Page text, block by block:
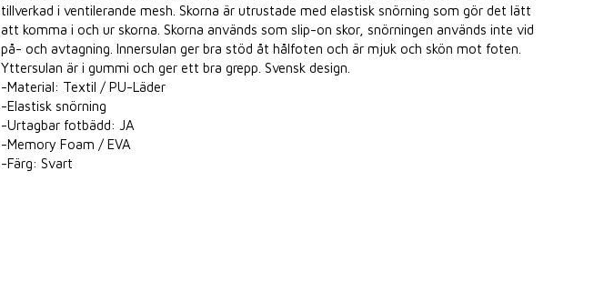
tillverkad i ventilerande mesh. Skorna är utrustade med elastisk snörning som gör det lätt
att komma i och ur skorna. Skorna används som slip-on skor, snörningen används inte vid
på- och avtagning. Innersulan ger bra stöd åt hålfoten och är mjuk och skön mot foten.
Yttersulan är i gummi och ger ett bra grepp. Svensk design.
-Material: Textil / PU-Läder
-Elastisk snörning
-Urtagbar fotbädd: JA
-Memory Foam / EVA
-Färg: Svart